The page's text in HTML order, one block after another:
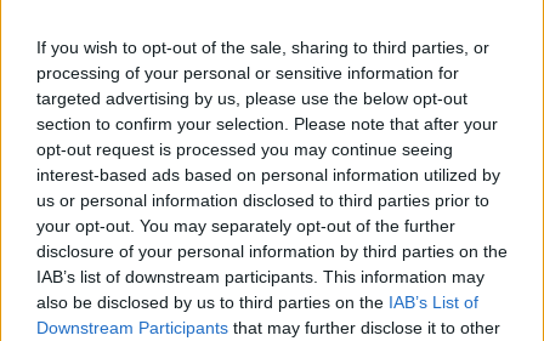
If you wish to opt-out of the sale, sharing to third parties, or
processing of your personal or sensitive information for
targeted advertising by us, please use the below opt-out
section to confirm your selection. Please note that after your
opt-out request is processed you may continue seeing
interest-based ads based on personal information utilized by
us or personal information disclosed to third parties prior to
your opt-out. You may separately opt-out of the further
disclosure of your personal information by third parties on the
IAB’s list of downstream participants. This information may
also be disclosed by us to third parties on the IAB’s List of
Downstream Participants that may further disclose it to other
”Come back” to Süper Lig – Yolu tekrar Süper Lig’e düşen
isimlerin tanıtım ve analizleri.
08/05/2022 YazarOğuz Oruç|
Galatasaray’da geçen başarı dolu yıllarının ardından yeni sezonda Adana
Demirspor adına forma giyecek. Bu sezon sol kenarda oynayacak